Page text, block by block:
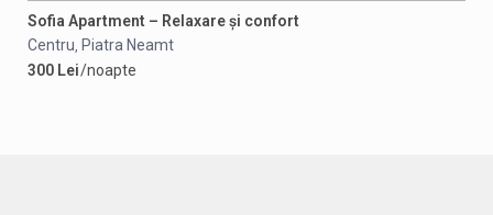
Sofia Apartment – Relaxare și confort
Centru, Piatra Neamt
300 Lei/noapte